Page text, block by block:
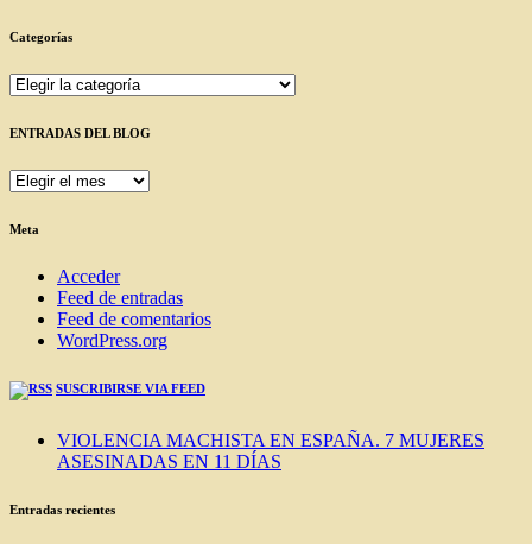
Categorías
Categorías
ENTRADAS DEL BLOG
ENTRADAS
BLOG
Meta
Acceder
Feed de entradas
Feed de comentarios
WordPress.org
SUSCRIBIRSE VIA FEED
VIOLENCIA MACHISTA EN ESPAÑA. 7 MUJERES
ASESINADAS EN 11 DÍAS
Entradas recientes